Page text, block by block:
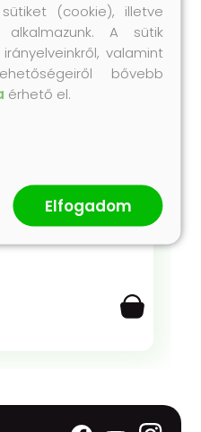
- Impregnáló
(cookie), illetve
A sütik
valamint
bővebb
érhető el.
Elfogadom